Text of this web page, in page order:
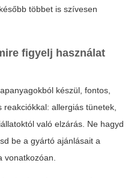
többet is szívesen
figyelj használat
készül, fontos,
reakciókkal: allergiás tünetek,
való elzárás. Ne hagyd
be a gyártó ajánlásait a
vonatkozóan.